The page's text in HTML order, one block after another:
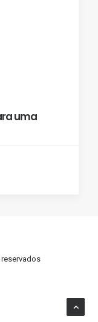
uma